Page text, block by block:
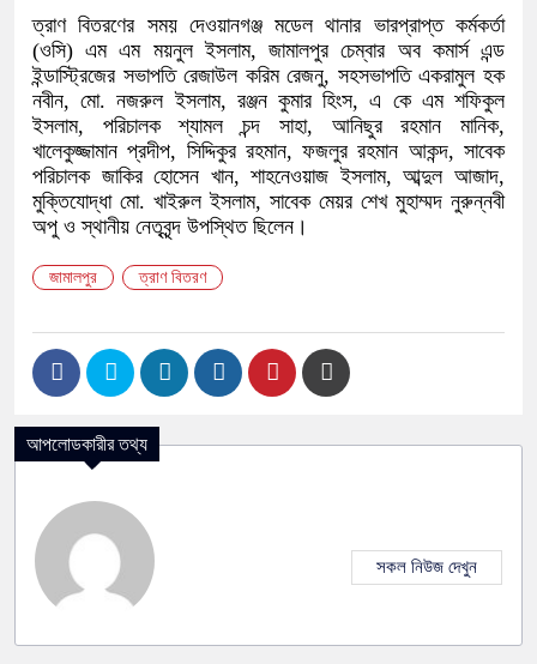
ত্রাণ বিতরণের সময় দেওয়ানগঞ্জ মডেল থানার ভারপ্রাপ্ত কর্মকর্তা
(ওসি) এম এম ময়নুল ইসলাম, জামালপুর চেম্বার অব কমার্স এন্ড
ইন্ডাস্ট্রিজের সভাপতি রেজাউল করিম রেজনু, সহসভাপতি একরামুল হক
নবীন, মো. নজরুল ইসলাম, রঞ্জন কুমার হিংস, এ কে এম শফিকুল
ইসলাম, পরিচালক শ্যামল চন্দ সাহা, আনিছুর রহমান মানিক,
খালেকুজ্জামান প্রদীপ, সিদ্দিকুর রহমান, ফজলুর রহমান আকন্দ, সাবেক
পরিচালক জাকির হোসেন খান, শাহনেওয়াজ ইসলাম, আব্দুল আজাদ,
মুক্তিযোদ্ধা মো. খাইরুল ইসলাম, সাবেক মেয়র শেখ মুহাম্মদ নুরুন্নবী
অপু ও স্থানীয় নেতৃবৃন্দ উপস্থিত ছিলেন।
জামালপুর ত্রাণ বিতরণ
আপলোডকারীর তথ্য
সকল নিউজ দেখুন